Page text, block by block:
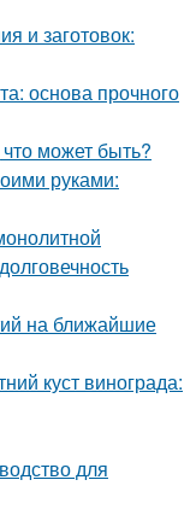
и заготовок:
основа прочного
может быть?
руками:
на ближайшие
куст винограда:
для